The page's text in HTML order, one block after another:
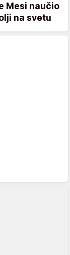
Mesi naučio
na svetu